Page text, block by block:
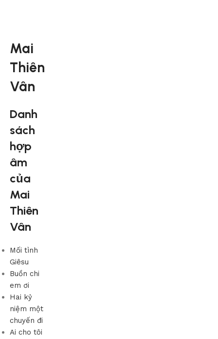
Mai
Thiên
Vân
Danh
sách
hợp
âm
của
Mai
Thiên
Vân
Mối tình
Giêsu
Buồn chi
em ơi
Hai kỷ
niệm một
chuyến đi
Ai cho tôi